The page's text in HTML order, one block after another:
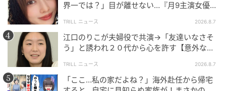
界一では？」目が離せない…『月9主演女優
TRILL ニュース 2026.8.7
江口のりこが夫婦役で共演→「友達いなさそ
う」と誘われ２０代から心を許す【意外な親
TRILL ニュース 2026.8.7
「ここ…私の家だよね？」海外赴任から帰宅